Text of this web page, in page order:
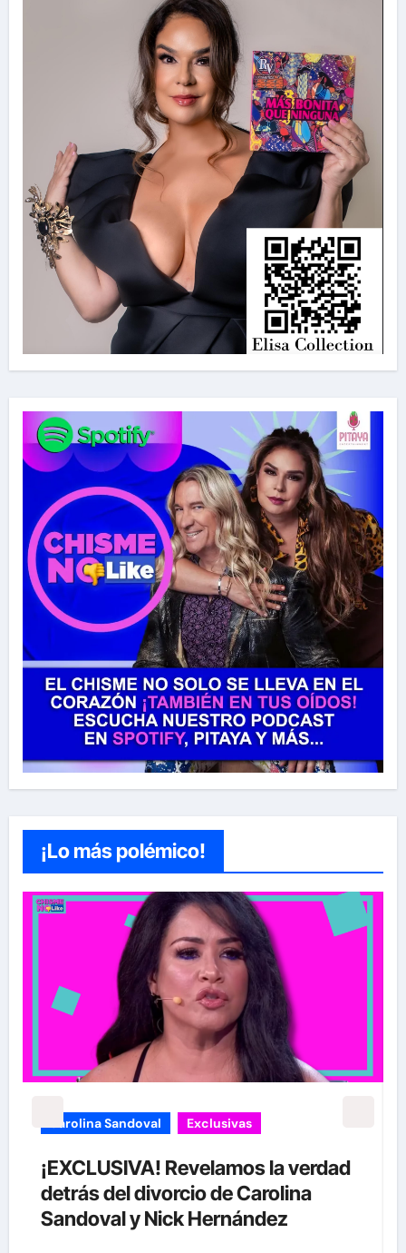
¡Lo más polémico!
Exclusivas Sean 'Diddy' Combs
Jay-Z reacciona a acusaciones de
supuesto abuso a menor de 13 años
junto a Diddy Combs en plena fiesta